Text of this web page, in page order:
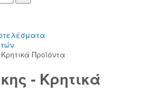
Προϊόντα
- Κρητικά